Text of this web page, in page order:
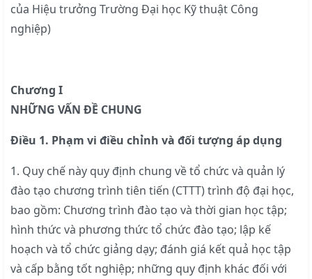
của Hiệu trưởng Trường Đại học Kỹ thuật Công
nghiệp)
Chương I
NHỮNG VẤN ĐỀ CHUNG
Điều 1. Phạm vi điều chỉnh và đối tượng áp dụng
1. Quy chế này quy định chung về tổ chức và quản lý
đào tạo chương trình tiên tiến (CTTT) trình độ đại học,
bao gồm: Chương trình đào tạo và thời gian học tập;
hình thức và phương thức tổ chức đào tạo; lập kế
hoạch và tổ chức giảng dạy; đánh giá kết quả học tập
và cấp bằng tốt nghiệp; những quy định khác đối với